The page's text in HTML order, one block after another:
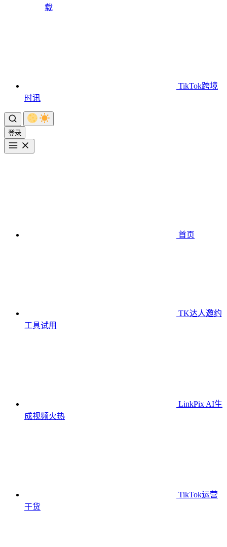
载
TikTok跨境
时讯
登录
首页
TK达人邀约
工具试用
LinkPix AI生
成视频火热
TikTok运营
干货